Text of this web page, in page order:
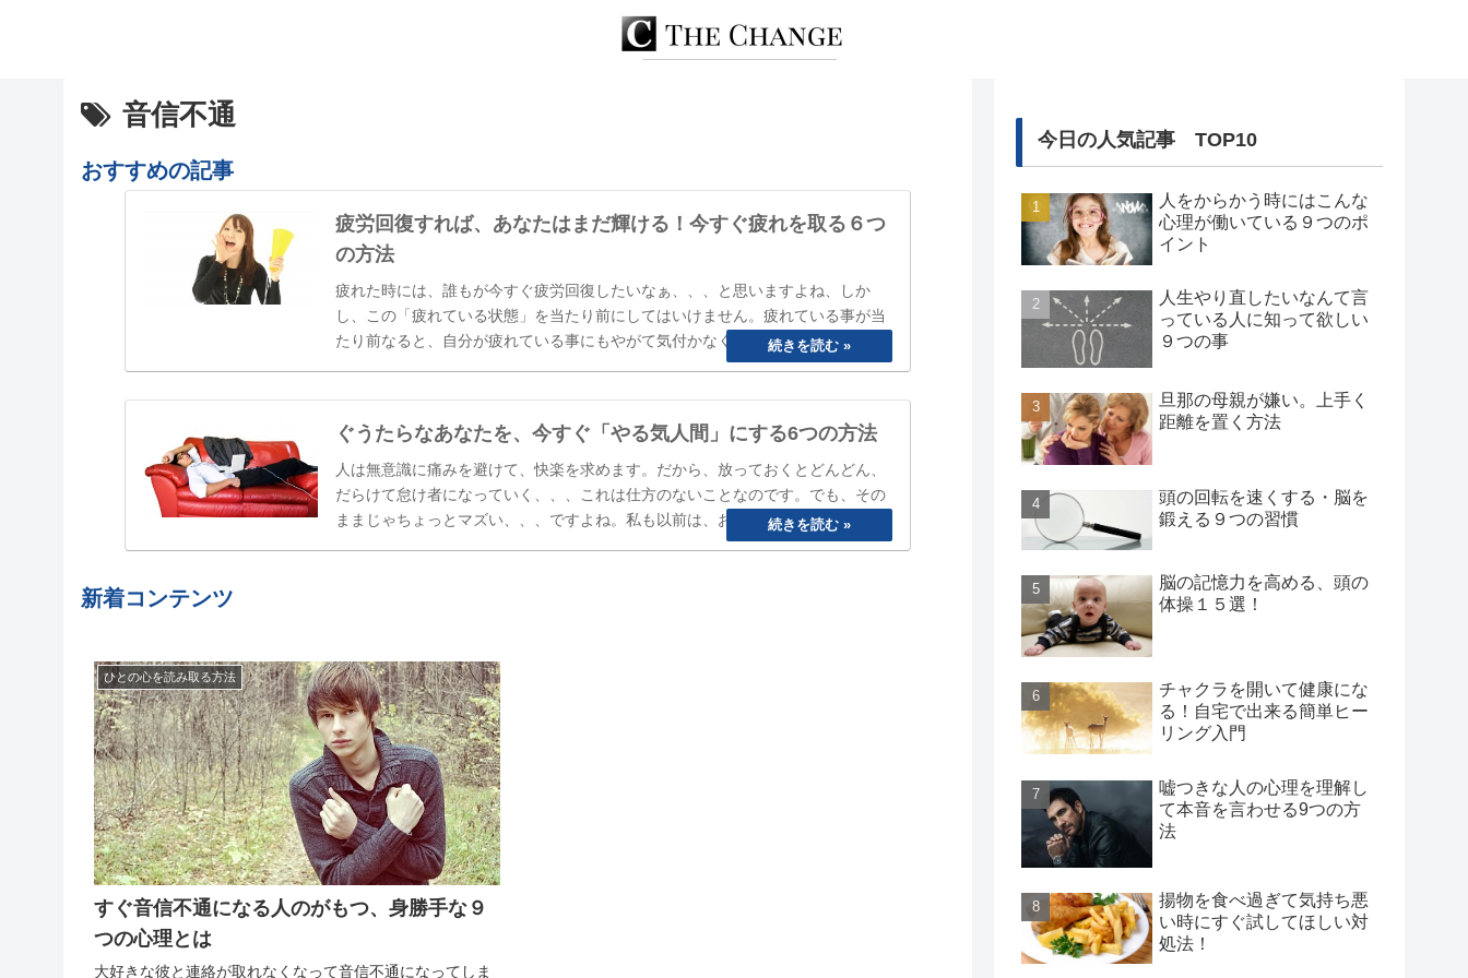
音信不通
おすすめの記事
疲労回復すれば、あなたはまだ輝ける！今すぐ疲れを取る６つ
の方法
疲れた時には、誰もが今すぐ疲労回復したいなぁ、、、と思いますよね、しか
し、この「疲れている状態」を当たり前にしてはいけません。疲れている事が当
たり前なると、自分が疲れている事にもやがて気付かなくなってしまいます。
「最近疲れていますよね」と誰かに声を掛けられるまで、自分は大丈夫と思って
ぐうたらなあなたを、今すぐ「やる気人間」にする6つの方法
人は無意識に痛みを避けて、快楽を求めます。だから、放っておくとどんどん、
だらけて怠け者になっていく、、、これは仕方のないことなのです。でも、その
ままじゃちょっとマズい、、、ですよね。私も以前は、おもいきり、「ぐうたら
属性」でした。食べたら寝る、めんどくさいから明日でいいや、、と言い続けて
新着コンテンツ
ひとの心を読み取る方法
すぐ音信不通になる人のがもつ、身勝手な９
つの心理とは
大好きな彼と連絡が取れなくなって音信不通になってしま
今日の人気記事 TOP10
人をからかう時にはこんな
心理が働いている９つのポ
イント
人生やり直したいなんて言
っている人に知って欲しい
９つの事
旦那の母親が嫌い。上手く
距離を置く方法
頭の回転を速くする・脳を
鍛える９つの習慣
脳の記憶力を高める、頭の
体操１５選！
チャクラを開いて健康にな
る！自宅で出来る簡単ヒー
リング入門
嘘つきな人の心理を理解し
て本音を言わせる9つの方
法
揚物を食べ過ぎて気持ち悪
い時にすぐ試してほしい対
処法！